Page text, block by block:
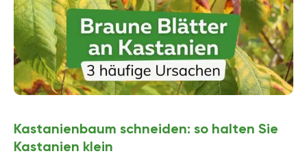
Kastanienbaum schneiden: so halten Sie
Kastanien klein